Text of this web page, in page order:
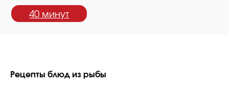
Рецепты блюд из рыбы